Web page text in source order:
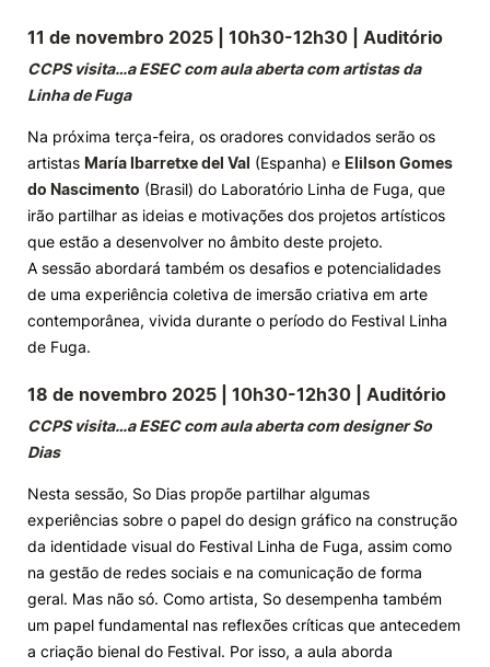
11 de novembro 2025 | 10h30-12h30 | Auditório
CCPS visita…a ESEC com aula aberta com artistas da
Linha de Fuga
Na próxima terça-feira, os oradores convidados serão os
artistas María Ibarretxe del Val (Espanha) e Elilson Gomes
do Nascimento (Brasil) do Laboratório Linha de Fuga, que
irão partilhar as ideias e motivações dos projetos artísticos
que estão a desenvolver no âmbito deste projeto.
A sessão abordará também os desafios e potencialidades
de uma experiência coletiva de imersão criativa em arte
contemporânea, vivida durante o período do Festival Linha
de Fuga.
18 de novembro 2025 | 10h30-12h30 | Auditório
CCPS visita…a ESEC com aula aberta com designer So
Dias
Nesta sessão, So Dias propõe partilhar algumas
experiências sobre o papel do design gráfico na construção
da identidade visual do Festival Linha de Fuga, assim como
na gestão de redes sociais e na comunicação de forma
geral. Mas não só. Como artista, So desempenha também
um papel fundamental nas reflexões críticas que antecedem
a criação bienal do Festival. Por isso, a aula aborda